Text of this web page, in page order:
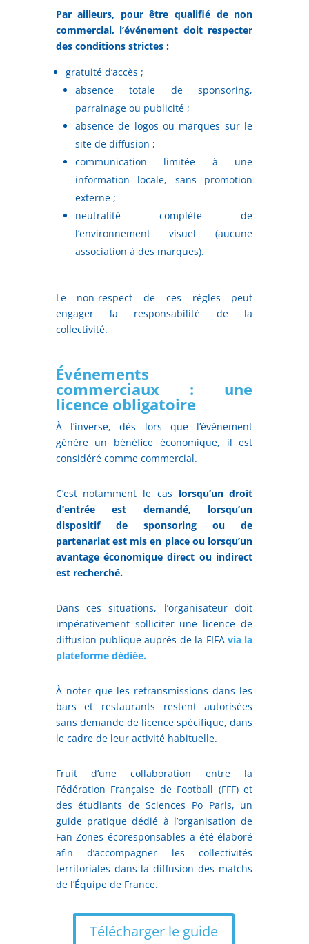
Par ailleurs, pour être qualifié de non
commercial, l’événement doit respecter
des conditions strictes :
gratuité d’accès ;
absence totale de sponsoring,
parrainage ou publicité ;
absence de logos ou marques sur le
site de diffusion ;
communication limitée à une
information locale, sans promotion
externe ;
neutralité complète de
l’environnement visuel (aucune
association à des marques).
Le non-respect de ces règles peut
engager la responsabilité de la
collectivité.
Événements
commerciaux : une
licence obligatoire
À l’inverse, dès lors que l’événement
génère un bénéfice économique, il est
considéré comme commercial.
C’est notamment le cas lorsqu’un droit
d’entrée est demandé, lorsqu’un
dispositif de sponsoring ou de
partenariat est mis en place ou lorsqu’un
avantage économique direct ou indirect
est recherché.
Dans ces situations, l’organisateur doit
impérativement solliciter une licence de
diffusion publique auprès de la FIFAvia la
plateforme dédiée.
À noter que les retransmissions dans les
bars et restaurants restent autorisées
sans demande de licence spécifique, dans
le cadre de leur activité habituelle.
Fruit d’une collaboration entre la
Fédération Française de Football (FFF) et
des étudiants de Sciences Po Paris, un
guide pratique dédié à l’organisation de
Fan Zones écoresponsables a été élaboré
afin d’accompagner les collectivités
territoriales dans la diffusion des matchs
de l’Équipe de France.
Télécharger le guide